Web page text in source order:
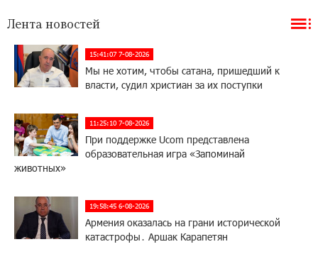
Лента новостей
15:41:07 7-08-2026
Мы не хотим, чтобы сатана, пришедший к
власти, судил христиан за их поступки
11:25:10 7-08-2026
При поддержке Ucom представлена
образовательная игра «Запоминай
животных»
19:58:45 6-08-2026
Армения оказалась на грани исторической
катастрофы․ Аршак Карапетян